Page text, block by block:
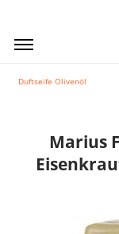
Duftseife Olivenöl
Marius